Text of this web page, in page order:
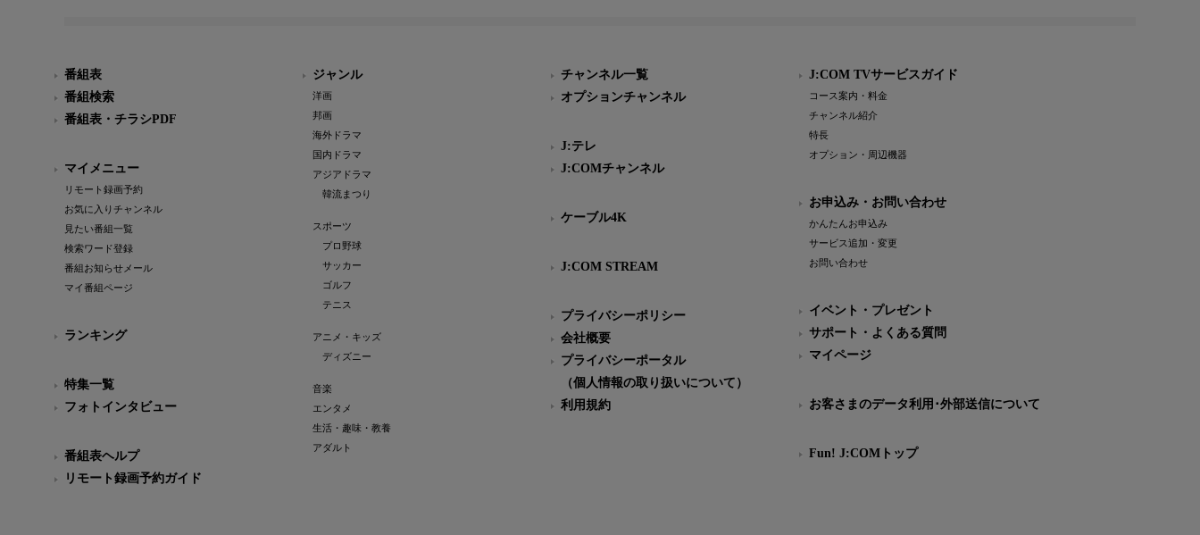
番組表
番組検索
番組表・チラシPDF
マイメニュー
リモート録画予約
お気に入りチャンネル
見たい番組一覧
検索ワード登録
番組お知らせメール
マイ番組ページ
ランキング
特集一覧
フォトインタビュー
番組表ヘルプ
リモート録画予約ガイド
ジャンル
洋画
邦画
海外ドラマ
国内ドラマ
アジアドラマ
韓流まつり
スポーツ
プロ野球
サッカー
ゴルフ
テニス
アニメ・キッズ
ディズニー
音楽
エンタメ
生活・趣味・教養
アダルト
チャンネル一覧
オプションチャンネル
J:テレ
J:COMチャンネル
ケーブル4K
J:COM STREAM
プライバシーポリシー
会社概要
プライバシーポータル
（個人情報の取り扱いについて）
利用規約
J:COM TVサービスガイド
コース案内・料金
チャンネル紹介
特長
オプション・周辺機器
お申込み・お問い合わせ
かんたんお申込み
サービス追加・変更
お問い合わせ
イベント・プレゼント
サポート・よくある質問
マイページ
お客さまのデータ利用･外部送信について
Fun! J:COMトップ